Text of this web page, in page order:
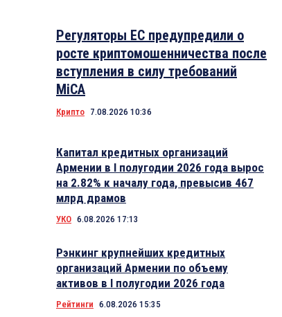
Регуляторы ЕС предупредили о
росте криптомошенничества после
вступления в силу требований
MiCA
Крипто 7.08.2026 10:36
Капитал кредитных организаций
Армении в I полугодии 2026 года вырос
на 2.82% к началу года, превысив 467
млрд драмов
УКО 6.08.2026 17:13
Рэнкинг крупнейших кредитных
организаций Армении по объему
активов в I полугодии 2026 года
Рейтинги 6.08.2026 15:35